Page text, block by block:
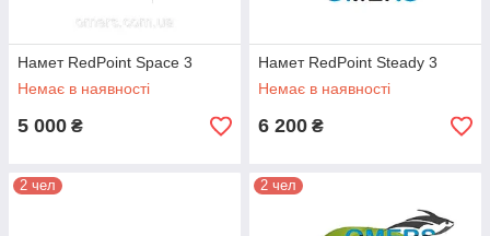
Намет RedPoint Space 3
Немає в наявності
5 000 ₴
Намет RedPoint Steady 3
Немає в наявності
6 200 ₴
2 чел 2 чел